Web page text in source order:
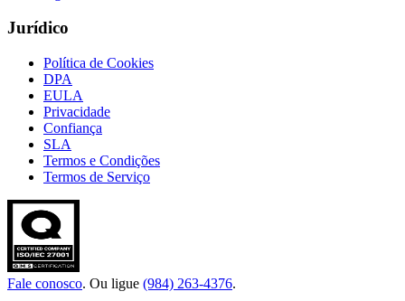
Jurídico
Política de Cookies
DPA
EULA
Privacidade
Confiança
SLA
Termos e Condições
Termos de Serviço
Fale conosco. Ou ligue (984) 263-4376.